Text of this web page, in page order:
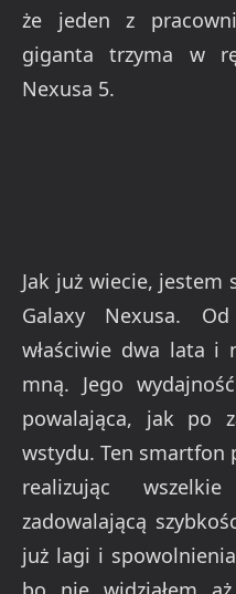
że jeden z
giganta trzyma w
Nexusa 5.
Jak już wiecie, jestem
Galaxy Nexusa.
właściwie dwa lata i
mną. Jego
powalająca, jak po
wstydu. Ten smartfon
realizując
zadowalającą
już lagi i